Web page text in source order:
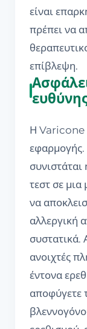
είναι
πρέπει να
επίβλεψη.
Η Varicone
συνιστάται
τεστ σε μια
να
αλλεργική
συστατικά.
ανοιχτές
έντονα
αποφύγετε